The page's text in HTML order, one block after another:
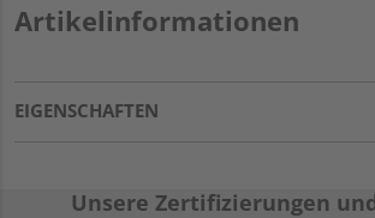
Artikelinformationen
EIGENSCHAFTEN
Unsere Zertifizierungen